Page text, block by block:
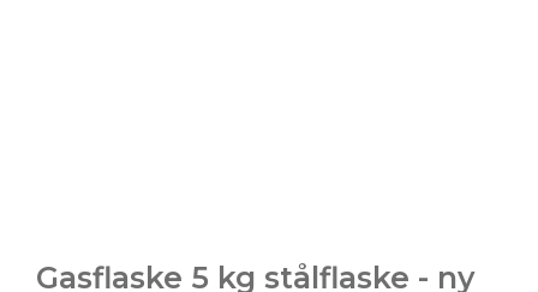
Gasflaske 5 kg stålflaske - ny